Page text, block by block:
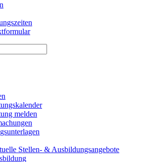
melden
Stellen- & Ausbildungsangebote